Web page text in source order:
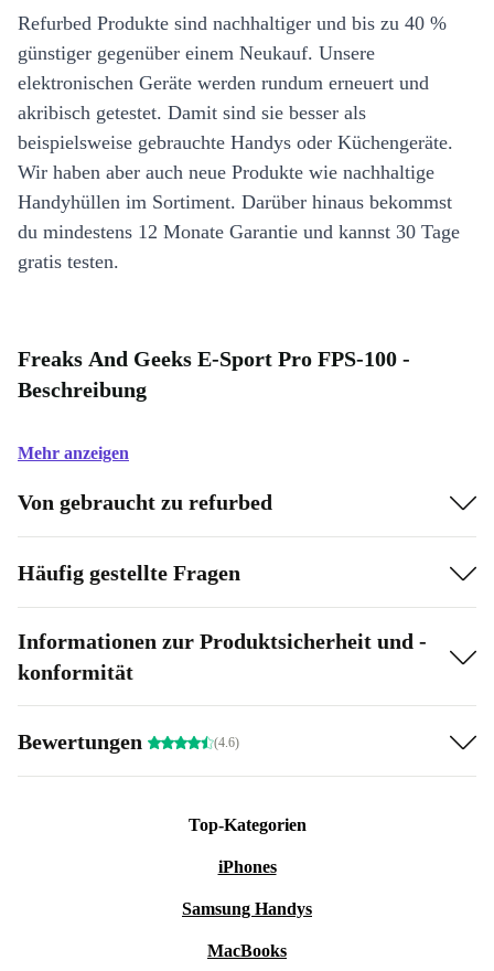
Refurbed Produkte sind nachhaltiger und bis zu 40 %
günstiger gegenüber einem Neukauf. Unsere
elektronischen Geräte werden rundum erneuert und
akribisch getestet. Damit sind sie besser als
beispielsweise gebrauchte Handys oder Küchengeräte.
Wir haben aber auch neue Produkte wie nachhaltige
Handyhüllen im Sortiment. Darüber hinaus bekommst
du mindestens 12 Monate Garantie und kannst 30 Tage
gratis testen.
Freaks And Geeks E-Sport Pro FPS-100 -
Beschreibung
Mehr anzeigen
Von gebraucht zu refurbed
Häufig gestellte Fragen
Informationen zur Produktsicherheit und -
konformität
Bewertungen (4.6)
Top-Kategorien
iPhones
Samsung Handys
MacBooks